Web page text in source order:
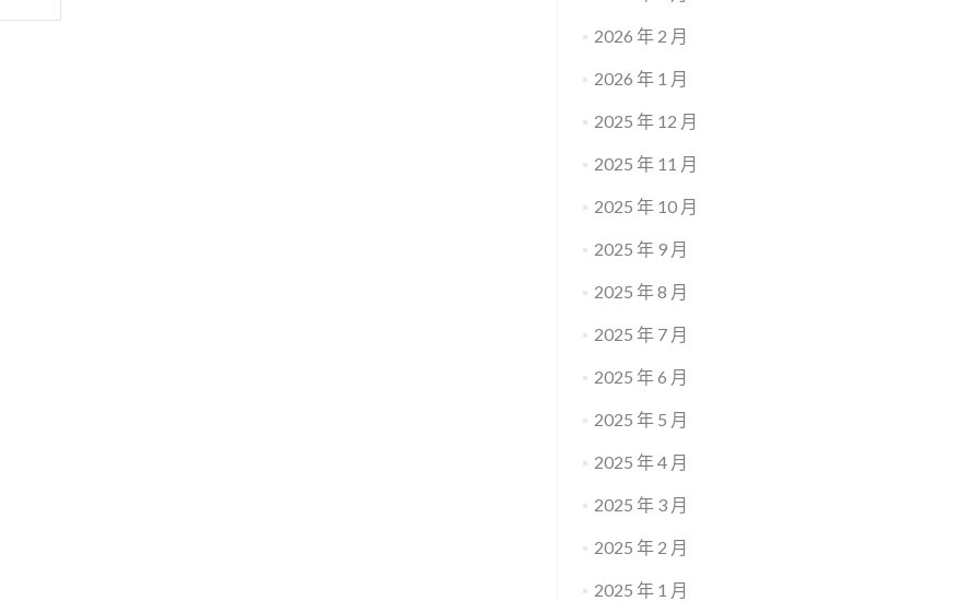
2026 年 2 月
2026 年 1 月
2025 年 12 月
2025 年 11 月
2025 年 10 月
2025 年 9 月
2025 年 8 月
2025 年 7 月
2025 年 6 月
2025 年 5 月
2025 年 4 月
2025 年 3 月
2025 年 2 月
2025 年 1 月